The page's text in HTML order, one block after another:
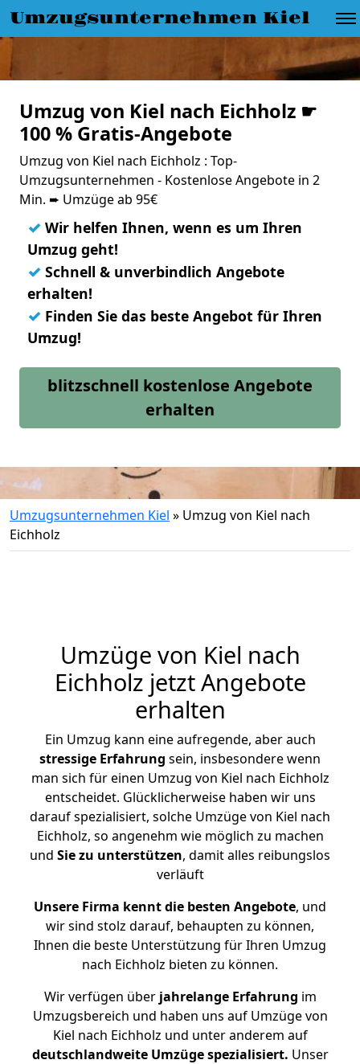
Umzugsunternehmen Kiel
Umzug von Kiel nach Eichholz ☛
100 % Gratis-Angebote
Umzug von Kiel nach Eichholz : Top-
Umzugsunternehmen - Kostenlose Angebote in 2
Min. ➨ Umzüge ab 95€
✓ Wir helfen Ihnen, wenn es um Ihren
Umzug geht!
✓ Schnell & unverbindlich Angebote
erhalten!
✓ Finden Sie das beste Angebot für Ihren
Umzug!
blitzschnell kostenlose Angebote
erhalten
Umzugsunternehmen Kiel » Umzug von Kiel nach
Eichholz
Umzüge von Kiel nach
Eichholz jetzt Angebote
erhalten
Ein Umzug kann eine aufregende, aber auch
stressige Erfahrung sein, insbesondere wenn
man sich für einen Umzug von Kiel nach Eichholz
entscheidet. Glücklicherweise haben wir uns
darauf spezialisiert, solche Umzüge von Kiel nach
Eichholz, so angenehm wie möglich zu machen
und Sie zu unterstützen, damit alles reibungslos
verläuft
Unsere Firma kennt die besten Angebote, und
wir sind stolz darauf, behaupten zu können,
Ihnen die beste Unterstützung für Ihren Umzug
nach Eichholz bieten zu können.
Wir verfügen überjahrelange Erfahrung im
Umzugsbereich und haben uns auf Umzüge von
Kiel nach Eichholz und unter anderem auf
deutschlandweite Umzüge spezialisiert. Unser